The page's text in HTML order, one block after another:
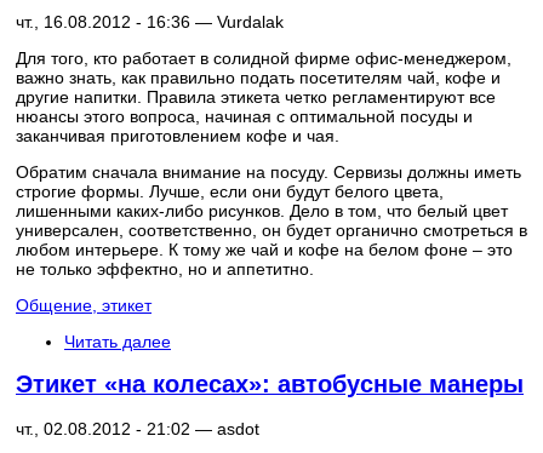
чт., 16.08.2012 - 16:36 — Vurdalak
Для того, кто работает в солидной фирме офис-менеджером,
важно знать, как правильно подать посетителям чай, кофе и
другие напитки. Правила этикета четко регламентируют все
нюансы этого вопроса, начиная с оптимальной посуды и
заканчивая приготовлением кофе и чая.
Обратим сначала внимание на посуду. Сервизы должны иметь
строгие формы. Лучше, если они будут белого цвета,
лишенными каких-либо рисунков. Дело в том, что белый цвет
универсален, соответственно, он будет органично смотреться в
любом интерьере. К тому же чай и кофе на белом фоне – это
не только эффектно, но и аппетитно.
Общение, этикет
Читать далее
Этикет «на колесах»: автобусные манеры
чт., 02.08.2012 - 21:02 — asdot